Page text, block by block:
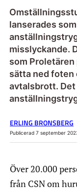
lanserades
misslyckande.
som
sätta ned foten
avtalsbrott. Det
ERLING BRONSBERG
Publicerad 7 september
Över 20.000
från CSN om